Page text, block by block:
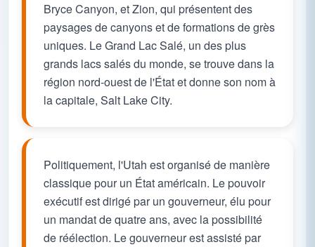
Bryce Canyon, et Zion, qui présentent des
paysages de canyons et de formations de grès
uniques. Le Grand Lac Salé, un des plus
grands lacs salés du monde, se trouve dans la
région nord-ouest de l'État et donne son nom à
la capitale, Salt Lake City.
Politiquement, l'Utah est organisé de manière
classique pour un État américain. Le pouvoir
exécutif est dirigé par un gouverneur, élu pour
un mandat de quatre ans, avec la possibilité
de réélection. Le gouverneur est assisté par